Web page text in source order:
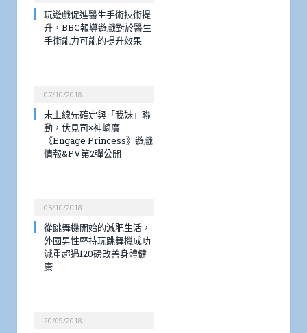
玩遊戲促進醫生手術技術提
升，BBC報導遊戲對於醫生
手術能力可能的提升效果
07/10/2018
未上線先確定與「我妹」聯
動，伏見司×神崎廣
《Engage Princess》遊戲
情報&PV第2彈公開
05/10/2018
從跳舞機開始的減肥生活，
外國男性堅持玩跳舞機成功
減重超過120磅改善身體健
康
20/09/2018